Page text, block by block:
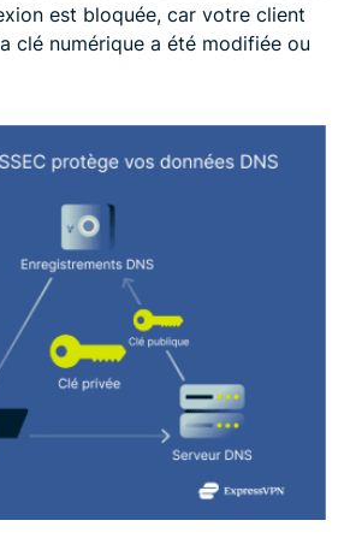
est bloquée, car votre client
clé numérique a été modifiée ou